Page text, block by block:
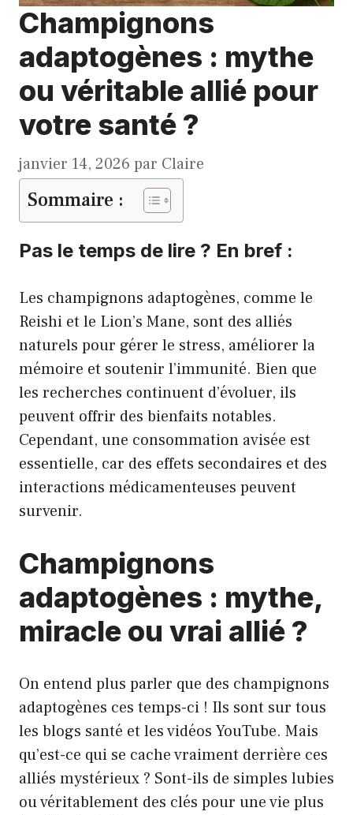
Champignons
adaptogènes : mythe
ou véritable allié pour
votre santé ?
janvier 14, 2026 par Claire
Sommaire :
Pas le temps de lire ? En bref :
Les champignons adaptogènes, comme le
Reishi et le Lion’s Mane, sont des alliés
naturels pour gérer le stress, améliorer la
mémoire et soutenir l’immunité. Bien que
les recherches continuent d’évoluer, ils
peuvent offrir des bienfaits notables.
Cependant, une consommation avisée est
essentielle, car des effets secondaires et des
interactions médicamenteuses peuvent
survenir.
Champignons
adaptogènes : mythe,
miracle ou vrai allié ?
On entend plus parler que des champignons
adaptogènes ces temps-ci ! Ils sont sur tous
les blogs santé et les vidéos YouTube. Mais
qu’est-ce qui se cache vraiment derrière ces
alliés mystérieux ? Sont-ils de simples lubies
ou véritablement des clés pour une vie plus